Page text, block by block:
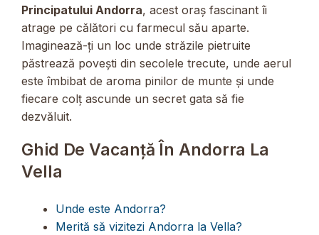
Principatului Andorra, acest oraș fascinant îi
atrage pe călători cu farmecul său aparte.
Imaginează-ți un loc unde străzile pietruite
păstrează povești din secolele trecute, unde aerul
este îmbibat de aroma pinilor de munte și unde
fiecare colț ascunde un secret gata să fie
dezvăluit.
Ghid De Vacanță În Andorra La
Vella
Unde este Andorra?
Merită să vizitezi Andorra la Vella?